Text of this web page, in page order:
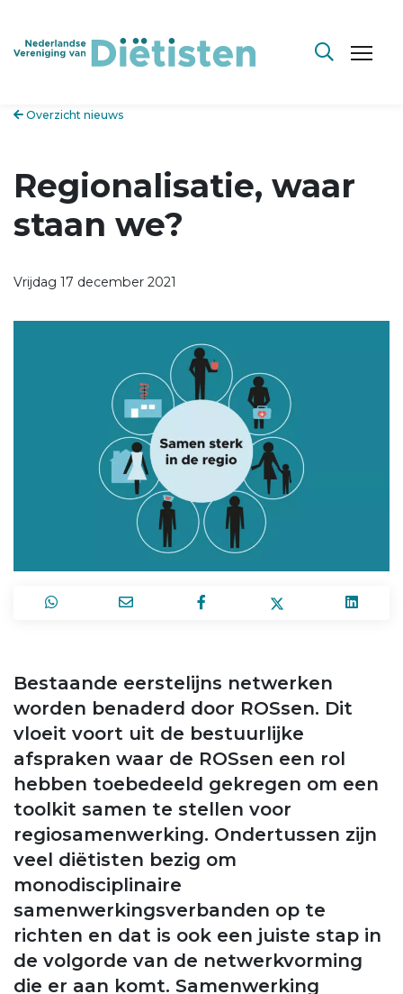
Overzicht nieuws
Regionalisatie, waar
staan we?
Vrijdag 17 december 2021
Bestaande eerstelijns netwerken
worden benaderd door ROSsen. Dit
vloeit voort uit de bestuurlijke
afspraken waar de ROSsen een rol
hebben toebedeeld gekregen om een
toolkit samen te stellen voor
regiosamenwerking. Ondertussen zijn
veel diëtisten bezig om
monodisciplinaire
samenwerkingsverbanden op te
richten en dat is ook een juiste stap in
de volgorde van de netwerkvorming
die er aan komt. Samenwerking